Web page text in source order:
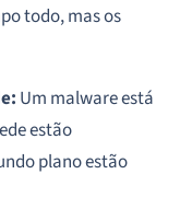
todo, mas os
Um malware está
estão
plano estão